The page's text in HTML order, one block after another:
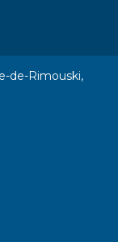
de-Rimouski,